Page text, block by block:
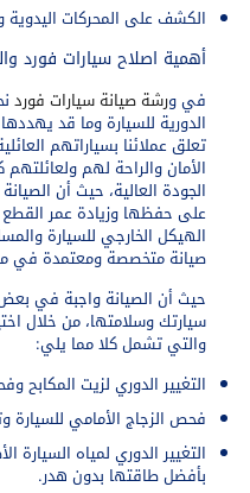
الكشف على المحركات
أهمية اصلاح سيارات فورد
فيورشة صيانة سيارات فورد
الدورية للسيارة وما قد
تعلق عملائنا بسياراتهم
الأمان والراحة لهم
الجودة العالية، حيث أن
على حفظها وزيادة عمر القطع
الهيكل الخارجي للسيارة
صيانة متخصصة ومعتمدة في
حيث أن الصيانة واجبة في
سيارتك وسلامتها، من خلال
والتي تشمل كلا مما يلي:
التغيير الدوري لزيت المكابح
فحص الزجاج الأمامي للسيارة
التغيير الدوري لمياه السيارة
بأفضل طاقتها بدون هدر.